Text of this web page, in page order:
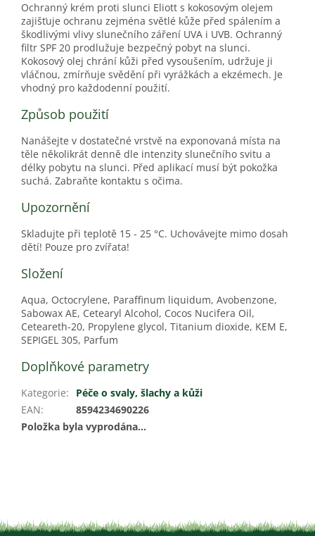
Ochranný krém proti slunci Eliott s kokosovým olejem
zajišťuje ochranu zejména světlé kůže před spálením a
škodlivými vlivy slunečního záření UVA i UVB. Ochranný
filtr SPF 20 prodlužuje bezpečný pobyt na slunci.
Kokosový olej chrání kůži před vysoušením, udržuje ji
vláčnou, zmírňuje svědění při vyrážkách a ekzémech. Je
vhodný pro každodenní použití.
Způsob použití
Nanášejte v dostatečné vrstvě na exponovaná místa na
těle několikrát denně dle intenzity slunečního svitu a
délky pobytu na slunci. Před aplikací musí být pokožka
suchá. Zabraňte kontaktu s očima.
Upozornění
Skladujte při teplotě 15 - 25 °C. Uchovávejte mimo dosah
dětí! Pouze pro zvířata!
Složení
Aqua, Octocrylene, Paraffinum liquidum, Avobenzone,
Sabowax AE, Cetearyl Alcohol, Cocos Nucifera Oil,
Ceteareth-20, Propylene glycol, Titanium dioxide, KEM E,
SEPIGEL 305, Parfum
Doplňkové parametry
Kategorie:
Péče o svaly, šlachy a kůži
EAN:
8594234690226
Položka byla vyprodána…